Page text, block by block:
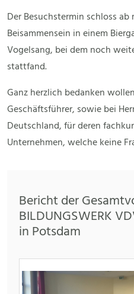
Der Besuchstermin schloss
Beisammensein in einem
Vogelsang, bei dem noch
stattfand.
Ganz herzlich bedanken
Geschäftsführer, sowie bei
Deutschland, für deren
Unternehmen, welche keine
Bericht der
BILDUNGSWERK
in Potsdam